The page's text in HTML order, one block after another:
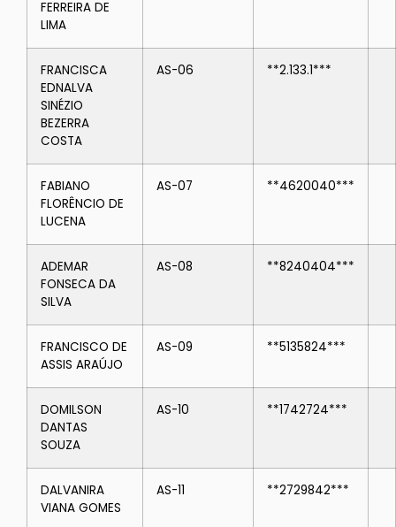
FERREIRA DE
LIMA
FRANCISCA
EDNALVA
SINÉZIO
BEZERRA
COSTA
AS-06 **2.133.1***
FABIANO
FLORÊNCIO DE
LUCENA
AS-07 **4620040***
ADEMAR
FONSECA DA
SILVA
AS-08 **8240404***
FRANCISCO DE
ASSIS ARAÚJO
AS-09 **5135824***
DOMILSON
DANTAS
SOUZA
AS-10 **1742724***
DALVANIRA
VIANA GOMES
AS-11 **2729842***